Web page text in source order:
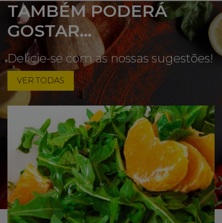
TAMBÉM PODERÁ
GOSTAR...
Delicie-se com as nossas sugestões!
VER TODAS